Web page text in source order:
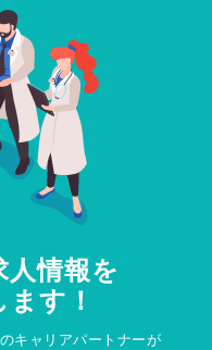
人情報を
す！
キャリアパートナーが